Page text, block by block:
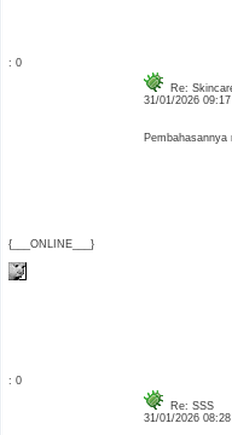
: 0
{___ONLINE___}
Re:
31/01/2026
: 0
Re: SSS
31/01/2026